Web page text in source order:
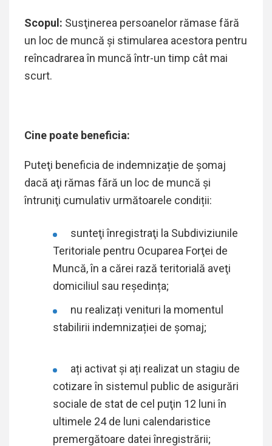
Scopul: Susţinerea persoanelor rămase fără
un loc de muncă şi stimularea acestora pentru
reîncadrarea în muncă într-un timp cât mai
scurt.
Cine poate beneficia:
Puteţi beneficia de indemnizație de şomaj
dacă aţi rămas fără un loc de muncă şi
întruniţi cumulativ următoarele condiții:
sunteţi înregistraţi la Subdiviziunile
Teritoriale pentru Ocuparea Forţei de
Muncă, în a cărei rază teritorială aveţi
domiciliul sau reședința;
nu realizați venituri la momentul
stabilirii indemnizației de şomaj;
ați activat şi ați realizat un stagiu de
cotizare în sistemul public de asigurări
sociale de stat de cel puţin 12 luni în
ultimele 24 de luni calendaristice
premergătoare datei înregistrării;